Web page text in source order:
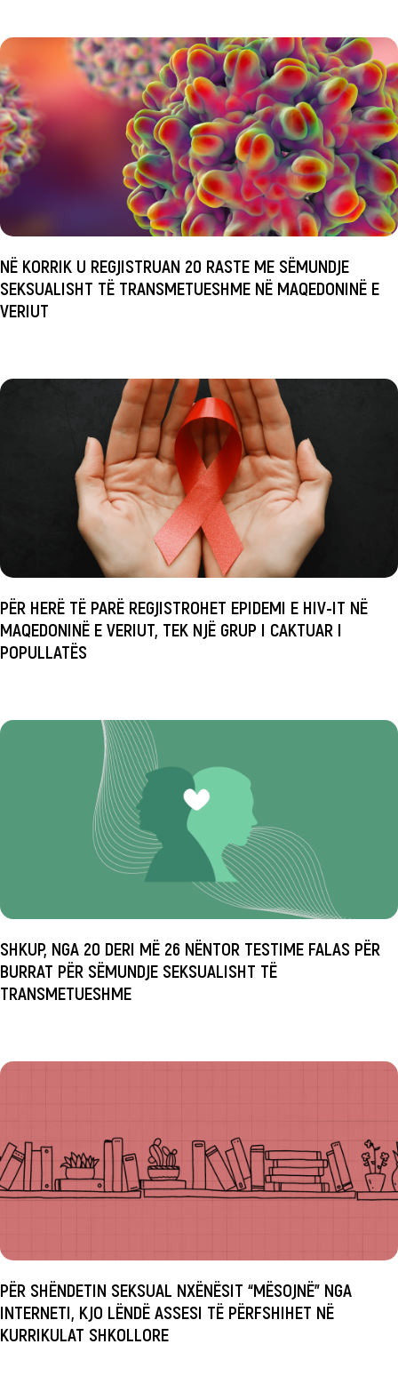
NË KORRIK U REGJISTRUAN 20 RASTE ME SËMUNDJE
SEKSUALISHT TË TRANSMETUESHME NË MAQEDONINË E
VERIUT
PËR HERË TË PARË REGJISTROHET EPIDEMI E HIV-IT NË
MAQEDONINË E VERIUT, TEK NJË GRUP I CAKTUAR I
POPULLATËS
SHKUP, NGA 20 DERI MË 26 NËNTOR TESTIME FALAS PËR
BURRAT PËR SËMUNDJE SEKSUALISHT TË
TRANSMETUESHME
PËR SHËNDETIN SEKSUAL NXËNËSIT “MËSOJNË” NGA
INTERNETI, KJO LËNDË ASSESI TË PËRFSHIHET NË
KURRIKULAT SHKOLLORE